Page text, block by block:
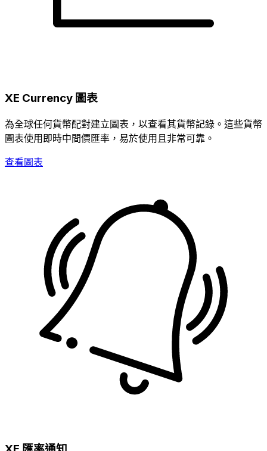
XE Currency 圖表
為全球任何貨幣配對建立圖表，以查看其貨幣記錄。這些貨幣
圖表使用即時中間價匯率，易於使用且非常可靠。
查看圖表